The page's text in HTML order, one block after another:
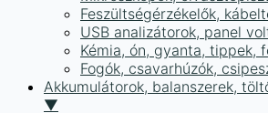
Feszültségérzékelők,
USB analizátorok, panel
Kémia, ón, gyanta, tippek,
Fogók, csavarhúzók,
Akkumulátorok, balanszerek,
▼